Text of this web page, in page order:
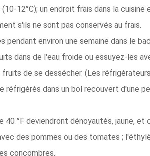
12°C); un endroit frais dans la
s'ils ne sont pas conservés au frais.
pendant environ une semaine dans le
dans de l'eau froide ou essuyez-les
de se dessécher. (Les
réfrigérés dans un bol recouvert d'une
°F deviendront dénoyautés, jaune, et
des pommes ou des tomates ;
concombres.